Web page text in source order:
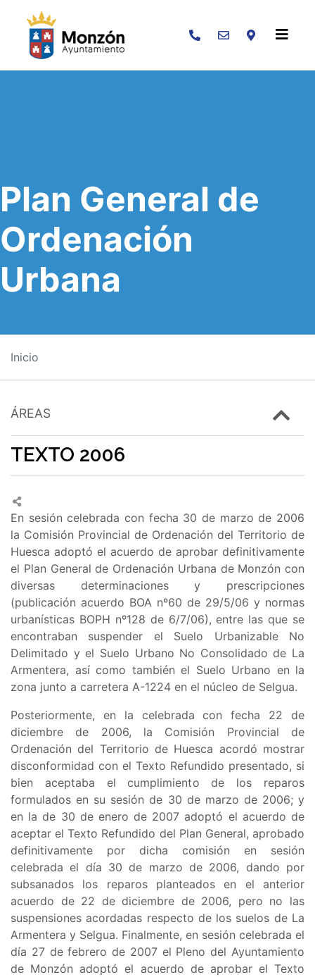
Buscar
Plan General de
Ordenación
Urbana
Inicio
ÁREAS
TEXTO 2006
En sesión celebrada con fecha 30 de marzo de 2006
la Comisión Provincial de Ordenación del Territorio de
Huesca adoptó el acuerdo de aprobar definitivamente
el Plan General de Ordenación Urbana de Monzón con
diversas determinaciones y prescripciones
(publicación acuerdo BOA nº60 de 29/5/06 y normas
urbanísticas BOPH nº128 de 6/7/06), entre las que se
encontraban suspender el Suelo Urbanizable No
Delimitado y el Suelo Urbano No Consolidado de La
Armentera, así como también el Suelo Urbano en la
zona junto a carretera A-1224 en el núcleo de Selgua.
Posteriormente, en la celebrada con fecha 22 de
diciembre de 2006, la Comisión Provincial de
Ordenación del Territorio de Huesca acordó mostrar
disconformidad con el Texto Refundido presentado, si
bien aceptaba el cumplimiento de los reparos
formulados en su sesión de 30 de marzo de 2006; y
en la de 30 de enero de 2007 adoptó el acuerdo de
aceptar el Texto Refundido del Plan General, aprobado
definitivamente por dicha comisión en sesión
celebrada el día 30 de marzo de 2006, dando por
subsanados los reparos planteados en el anterior
acuerdo de 22 de diciembre de 2006, pero no las
suspensiones acordadas respecto de los suelos de La
Armentera y Selgua. Finalmente, en sesión celebrada el
día 27 de febrero de 2007 el Pleno del Ayuntamiento
de Monzón adoptó el acuerdo de aprobar el Texto